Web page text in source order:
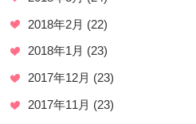
2018年2月 (22)
2018年1月 (23)
2017年12月 (23)
2017年11月 (23)